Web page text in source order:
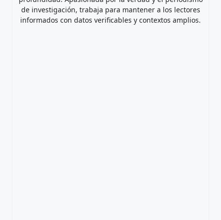
de investigación, trabaja para mantener a los lectores
informados con datos verificables y contextos amplios.